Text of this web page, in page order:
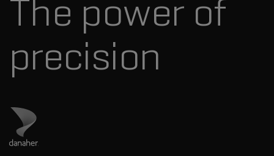
The power of
precision
ダナハーのサイトにアクセス